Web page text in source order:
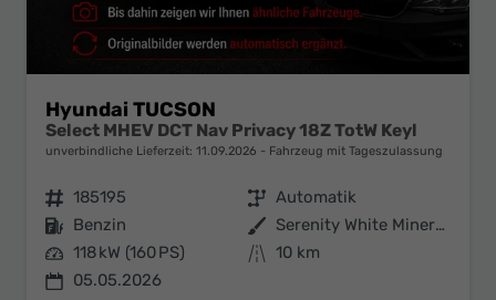
Hyundai TUCSON
Select MHEV DCT Nav Privacy 18Z TotW Keyl
unverbindliche Lieferzeit: 11.09.2026 Fahrzeug mit Tageszulassung
Fahrzeugnr. 185195 Getriebe Automatik
Kraftstoff Benzin Außenfarbe
Serenity White Mineraleffekt / D
Leistung 118 kW (160 PS) Kilometerstand 10 km
05.05.2026